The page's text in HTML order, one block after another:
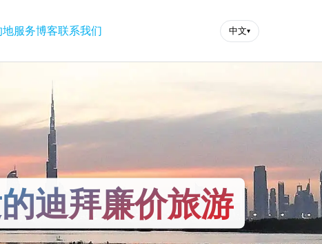
地服务博客联系我们 中文▾
迪拜廉价旅游